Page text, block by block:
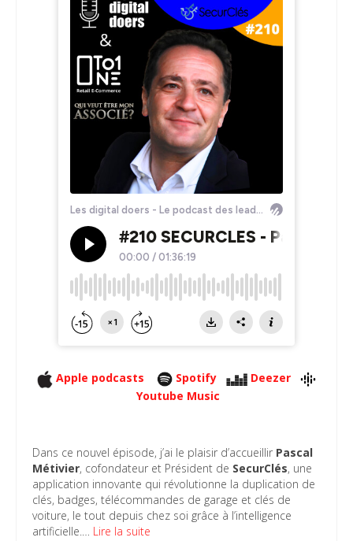
Apple podcasts Spotify
Deezer
Youtube Music
Dans ce nouvel épisode, j’ai le plaisir d’accueillir Pascal
Métivier, cofondateur et Président de SecurClés, une
application innovante qui révolutionne la duplication de
clés, badges, télécommandes de garage et clés de
voiture, le tout depuis chez soi grâce à l’intelligence
artificielle.… Lire la suite